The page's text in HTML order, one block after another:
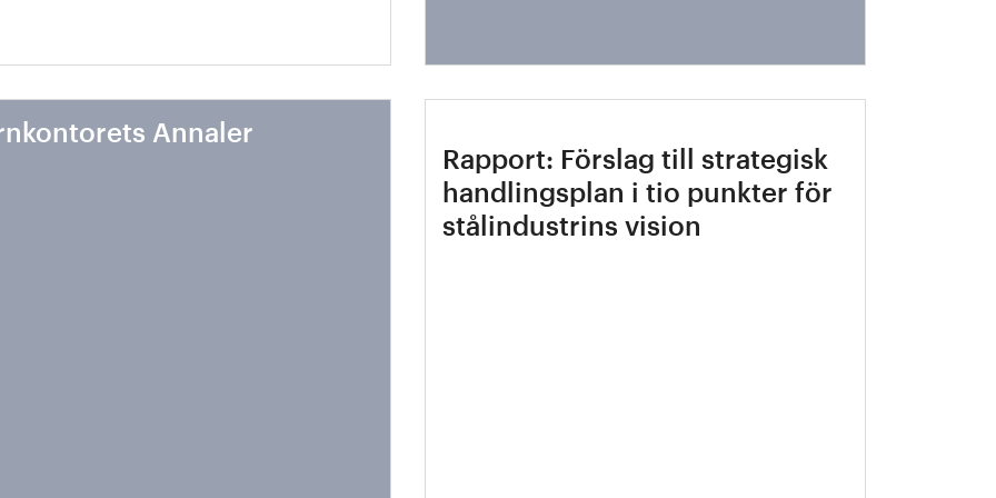
Annaler
Rapport: Förslag till strategisk
handlingsplan i tio punkter för
stålindustrins vision